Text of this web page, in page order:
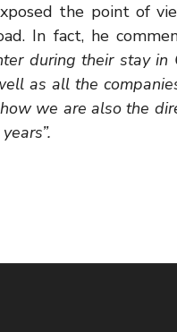
the point of
In fact, he
during their stay in
as all the
we are also the